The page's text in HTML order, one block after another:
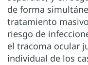
de forma
tratamiento
riesgo de
el tracoma ocular
individual de los